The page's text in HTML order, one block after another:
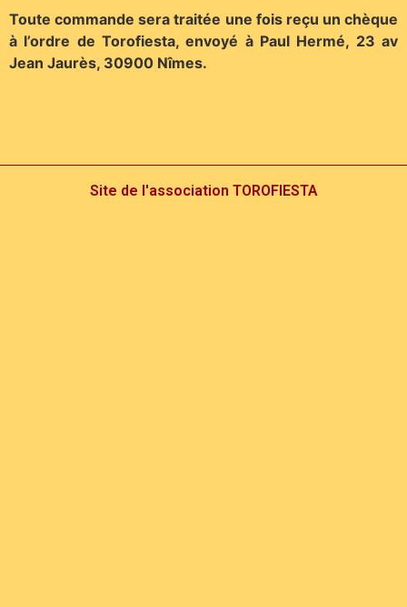
Toute commande sera traitée une fois reçu un chèque
à l’ordre de Torofiesta, envoyé à Paul Hermé, 23 av
Jean Jaurès, 30900 Nîmes.
Site de l'association TOROFIESTA